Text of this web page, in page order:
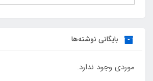
بایگانی نوشته‌ها
موردی وجود ندارد.